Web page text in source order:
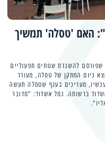
האם 'טסלה' תמשיך
שפורסם להשכרת שטחים תפעוליים
כיום המתקן של טסלה, מעורר
מעריכים בענף שטסלה תעשה
ברשותה. נמל אשדוד: "מדובר